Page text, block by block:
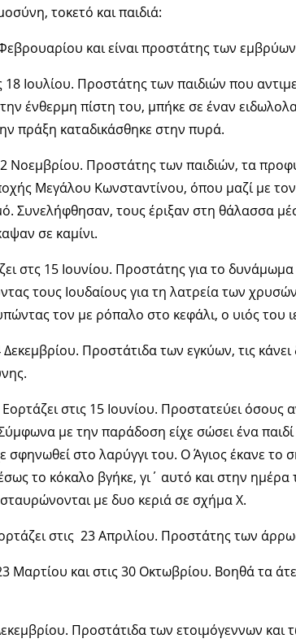
τοκετό και παιδιά:
και είναι προστάτης των
18 Ιουλίου. Προστάτης των παιδιών που
ένθερμη πίστη του, μπήκε σε έναν
πράξη καταδικάσθηκε στην πυρά.
2 Νοεμβρίου. Προστάτης των παιδιών, τα
Μεγάλου Κωνσταντίνου, όπου μαζί με
Συνελήφθησαν, τους έριξαν στη θάλασσα
σε καμίνι.
στς 15 Ιουνίου. Προστάτης για το
τους Ιουδαίους για τη λατρεία των
τον με ρόπαλο στο κεφάλι, ο υιός του
Προστάτιδα των εγκύων, τις κάνει
στις 15 Ιουνίου. Προστατεύει όσους
με την παράδοση είχε σώσει ένα
σφηνωθεί στο λαρύγγι του. Ο Άγιος έκανε το
το κόκαλο βγήκε, γι΄ αυτό και στην
με δυο κεριά σε σχήμα Χ.
στις 23 Απριλίου. Προστάτης των
Μαρτίου και στις 30 Οκτωβρίου. Βοηθά τα
Προστάτιδα των ετοιμόγεννων και